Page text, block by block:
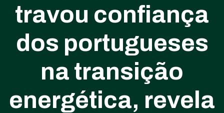
travou confiança
dos portugueses
na transição
energética, revela